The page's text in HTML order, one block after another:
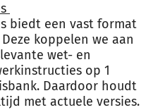
biedt een vast format
koppelen we aan
wet- en
op 1
Daardoor houdt
met actuele versies.